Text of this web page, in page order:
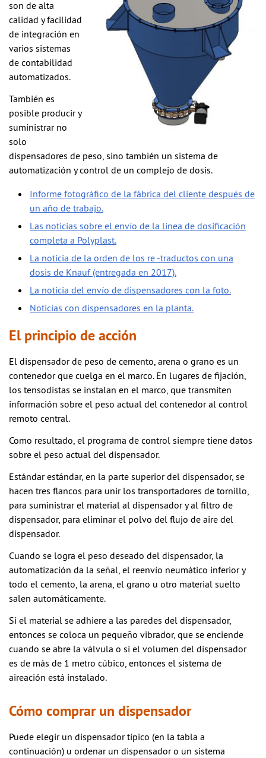
son de alta
calidad y facilidad
de integración en
varios sistemas
de contabilidad
automatizados.
También es
posible producir y
suministrar no
solo
dispensadores de peso, sino también un sistema de
automatización y control de un complejo de dosis.
Informe fotográfico de la fábrica del cliente después de
un año de trabajo.
Las noticias sobre el envío de la línea de dosificación
completa a Polyplast.
La noticia de la orden de los re -traductos con una
dosis de Knauf (entregada en 2017).
La noticia del envío de dispensadores con la foto.
Noticias con dispensadores en la planta.
El principio de acción
El dispensador de peso de cemento, arena o grano es un
contenedor que cuelga en el marco. En lugares de fijación,
los tensodistas se instalan en el marco, que transmiten
información sobre el peso actual del contenedor al control
remoto central.
Como resultado, el programa de control siempre tiene datos
sobre el peso actual del dispensador.
Estándar estándar, en la parte superior del dispensador, se
hacen tres flancos para unir los transportadores de tornillo,
para suministrar el material al dispensador y al filtro de
dispensador, para eliminar el polvo del flujo de aire del
dispensador.
Cuando se logra el peso deseado del dispensador, la
automatización da la señal, el reenvío neumático inferior y
todo el cemento, la arena, el grano u otro material suelto
salen automáticamente.
Si el material se adhiere a las paredes del dispensador,
entonces se coloca un pequeño vibrador, que se enciende
cuando se abre la válvula o si el volumen del dispensador
es de más de 1 metro cúbico, entonces el sistema de
aireación está instalado.
Cómo comprar un dispensador
Puede elegir un dispensador típico (en la tabla a
continuación) u ordenar un dispensador o un sistema